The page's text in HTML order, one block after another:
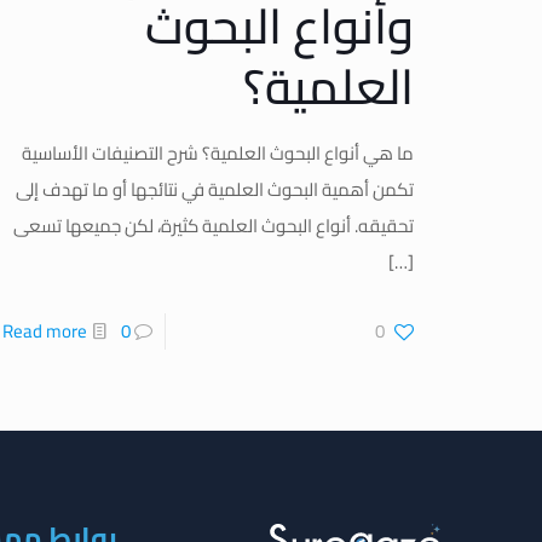
وأنواع البحوث
العلمية؟
ما هي أنواع البحوث العلمية؟ شرح التصنيفات الأساسية
تكمن أهمية البحوث العلمية في نتائجها أو ما تهدف إلى
تحقيقه. أنواع البحوث العلمية كثيرة، لكن جميعها تسعى
[…]
0
0
Read more